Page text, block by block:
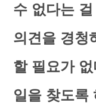
수 없다는
의견을 경청
할 필요가
일을 찾도록